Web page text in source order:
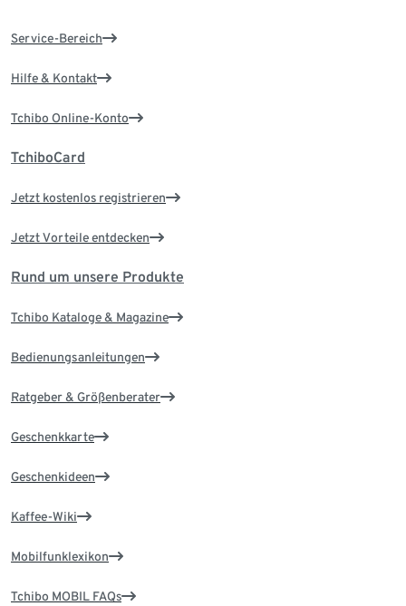
Service-Bereich
Hilfe & Kontakt
Tchibo Online-Konto
TchiboCard
Jetzt kostenlos registrieren
Jetzt Vorteile entdecken
Rund um unsere Produkte
Tchibo Kataloge & Magazine
Bedienungsanleitungen
Ratgeber & Größenberater
Geschenkkarte
Geschenkideen
Kaffee-Wiki
Mobilfunklexikon
Tchibo MOBIL FAQs